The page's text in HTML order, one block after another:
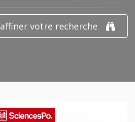
affiner votre recherche